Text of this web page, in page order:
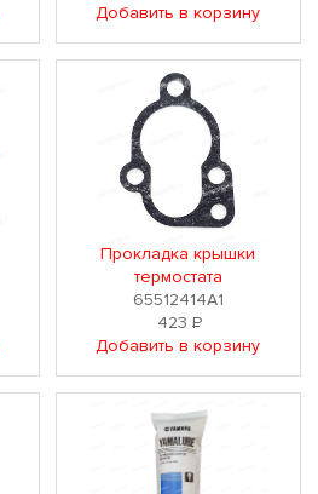
Добавить в корзину
Прокладка крышки
термостата
65512414A1
423 Р
Добавить в корзину